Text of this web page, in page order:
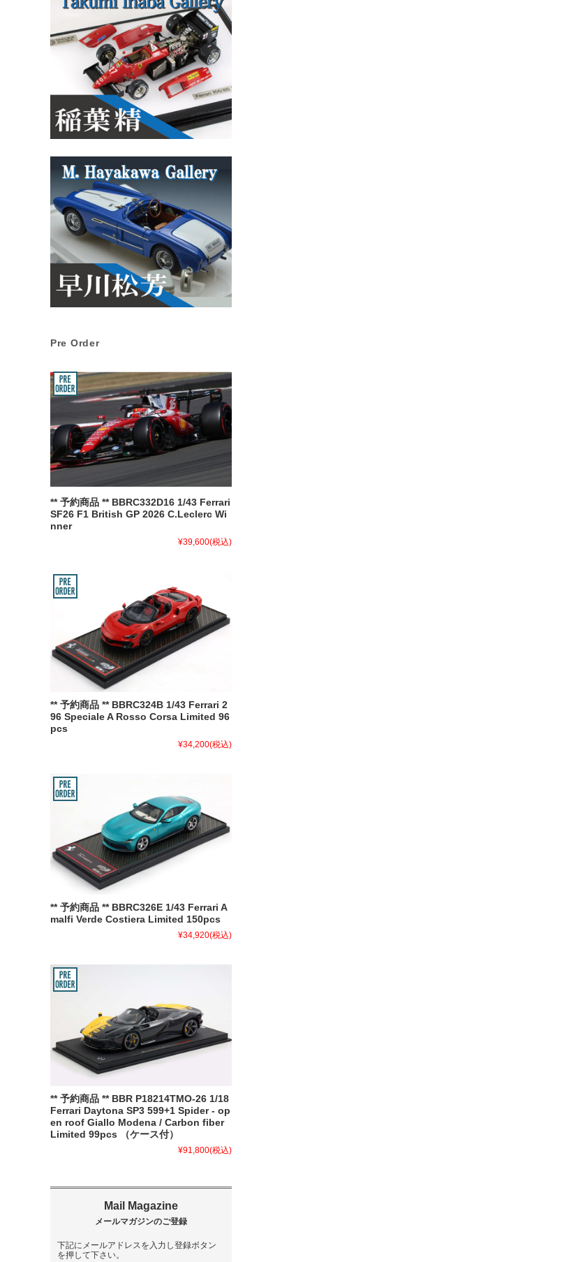
Pre Order
** 予約商品 ** BBRC332D16 1/43 Ferrari
SF26 F1 British GP 2026 C.Leclerc Wi
nner
¥39,600(税込)
** 予約商品 ** BBRC324B 1/43 Ferrari 2
96 Speciale A Rosso Corsa Limited 96
pcs
¥34,200(税込)
** 予約商品 ** BBRC326E 1/43 Ferrari A
malfi Verde Costiera Limited 150pcs
¥34,920(税込)
** 予約商品 ** BBR P18214TMO-26 1/18
Ferrari Daytona SP3 599+1 Spider - op
en roof Giallo Modena / Carbon fiber
Limited 99pcs （ケース付）
¥91,800(税込)
下記にメールアドレスを入力し登録ボタン
を押して下さい。